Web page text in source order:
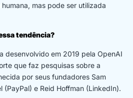
mas pode ser utilizada
tendência?
desenvolvido em 2019 pela OpenAI
que faz pesquisas sobre a
por seus fundadores Sam
(PayPal) e Reid Hoffman (LinkedIn).